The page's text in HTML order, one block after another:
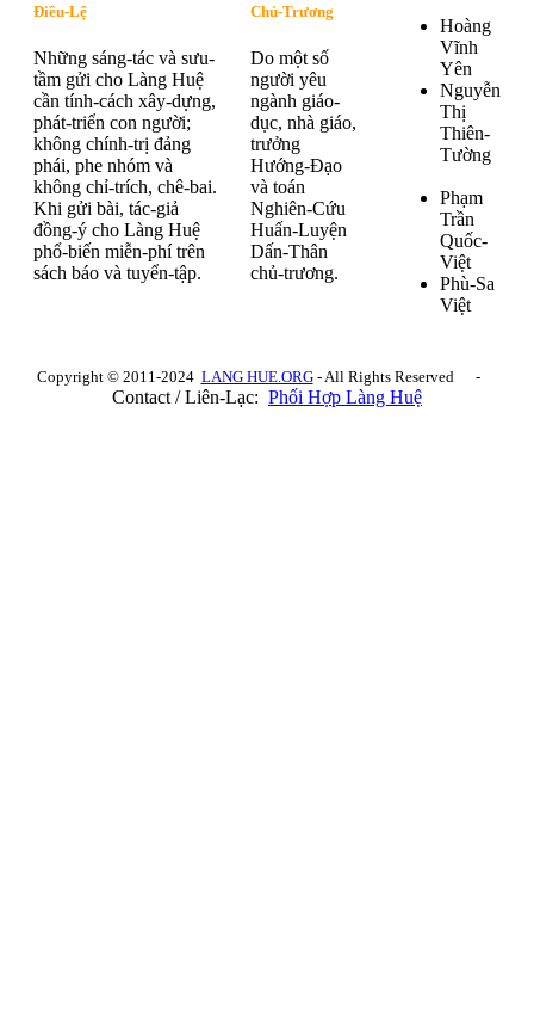
Điều-Lệ
Những sáng-tác và sưu-
tầm gửi cho Làng Huệ
cần tính-cách xây-dựng,
phát-triển con người;
không chính-trị đảng
phái, phe nhóm và
không chỉ-trích, chê-bai.
Khi gửi bài, tác-giả
đồng-ý cho Làng Huệ
phổ-biến miễn-phí trên
sách báo và tuyển-tập.
Chủ-Trương
Do một số
người yêu
ngành giáo-
dục, nhà giáo,
trưởng
Hướng-Đạo
và toán
Nghiên-Cứu
Huấn-Luyện
Dấn-Thân
chủ-trương.
Hoàng
Vĩnh
Yên
Nguyễn
Thị
Thiên-
Tường
Phạm
Trần
Quốc-
Việt
Phù-Sa
Việt
Copyright © 2011-2024 LANG HUE.ORG- All Rights Reserved -
Contact / Liên-Lạc: Phối Hợp Làng Huệ